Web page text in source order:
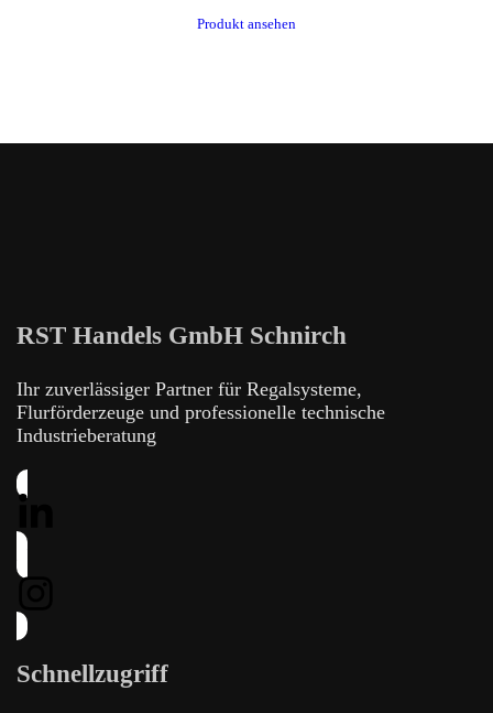
Produkt ansehen
RST Handels GmbH Schnirch
Ihr zuverlässiger Partner für Regalsysteme,
Flurförderzeuge und professionelle technische
Industrieberatung
Schnellzugriff